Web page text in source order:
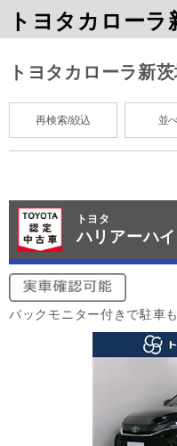
トヨタカローラ
トヨタカローラ新
再検索/絞込 並
トヨタ
ハリアーハ
バックモニター付きで駐車